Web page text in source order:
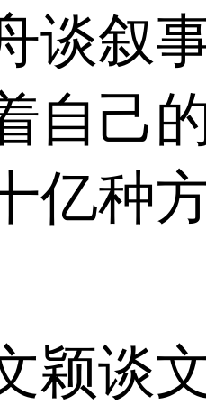
谈叙
自己
亿种
颖谈